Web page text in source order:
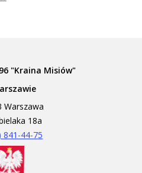
"Kraina Misiów"
Warszawa
18a
841-44-75